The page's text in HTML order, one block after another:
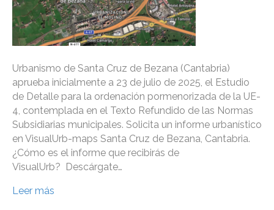
Urbanismo de Santa Cruz de Bezana (Cantabria)
aprueba inicialmente a 23 de julio de 2025, el Estudio
de Detalle para la ordenación pormenorizada de la UE-
4, contemplada en el Texto Refundido de las Normas
Subsidiarias municipales. Solicita un informe urbanístico
en VisualUrb-maps Santa Cruz de Bezana, Cantabria.
¿Cómo es el informe que recibirás de
VisualUrb? Descárgate…
Leer más